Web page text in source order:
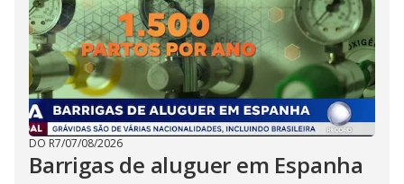
DO R7/07/08/2026
Barrigas de aluguer em Espanha